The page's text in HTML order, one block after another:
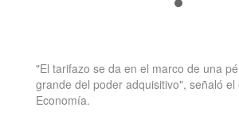
"El tarifazo se da en el marco de una
grande del poder adquisitivo", señaló el
Economía.